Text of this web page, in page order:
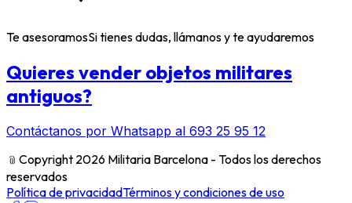
Te asesoramosSi tienes dudas, llámanos y te ayudaremos
Quieres vender objetos militares
antiguos?
Contáctanos por Whatsapp al 693 25 95 12
﹫ Copyright 2026 Militaria Barcelona - Todos los derechos
reservados
Política de privacidadTérminos y condiciones de uso